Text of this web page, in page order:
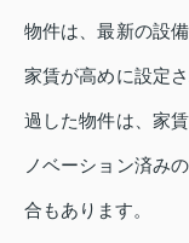
物件は、最新の設
家賃が高めに設定
過した物件は、家
ノベーション済み
合もあります。